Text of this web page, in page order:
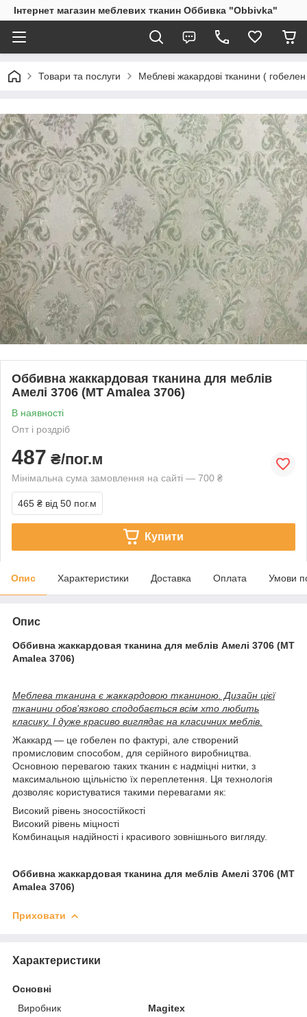
Інтернет магазин меблевих тканин Оббивка "Obbivka"
Товари та послуги Меблеві жакардові тканини (
Оббивна жаккардовая тканина для меблів
Амелі 3706 (MT Amalea 3706)
В наявності
Опт і роздріб
487 ₴/пог.м
Мінімальна сума замовлення на сайті — 700 ₴
465 ₴ від 50 пог.м
Купити
Опис Характеристики Доставка Оплата Умови
Опис
Оббивна жаккардовая тканина для меблів Амелі 3706 (MT
Amalea 3706)
Меблева тканина є жаккардовою тканиною. Дизайн цієї
тканини обов'язково сподобається всім хто любить
класику. І дуже красиво виглядає на класичних меблів.
Жаккард ― це гобелен по фактурі, але створений
промисловим способом, для серійного виробництва.
Основною перевагою таких тканин є надміцні нитки, з
максимальною щільністю їх переплетення. Ця технологія
дозволяє користуватися такими перевагами як:
Високий рівень зносостійкості
Високий рівень міцності
Комбинацыя надійності і красивого зовнішнього вигляду.
Оббивна жаккардовая тканина для меблів Амелі 3706 (MT
Amalea 3706)
Приховати
Характеристики
Основні
Виробник
Magitex